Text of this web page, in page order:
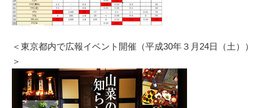
＜東京都内で広報イベント開催（平成30年３月24日（土））
＞